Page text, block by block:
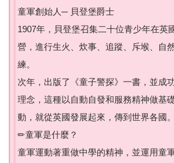
童軍創始人─ 貝登堡爵士
1907年，貝登堡召集二十位青少年在英
營，進行生火、炊事、追蹤、斥堠、自
練。
次年，出版了《童子警探》一書，並成
理念，這種以自動自發和服務精神做基
動，就從英國發展起來，傳到世界各國。
✏童軍是什麼？
童軍運動著重做中學的精神，並運用童